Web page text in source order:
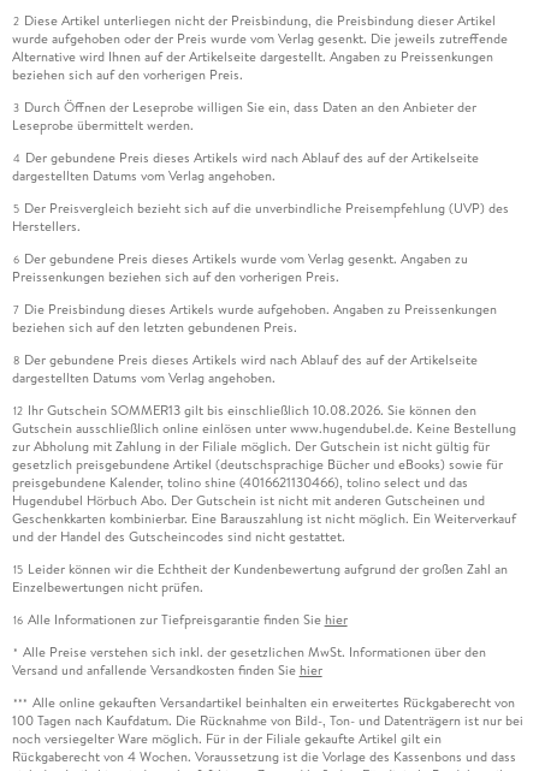
2 Diese Artikel unterliegen nicht der Preisbindung, die Preisbindung dieser Artikel
wurde aufgehoben oder der Preis wurde vom Verlag gesenkt. Die jeweils zutreffende
Alternative wird Ihnen auf der Artikelseite dargestellt. Angaben zu Preissenkungen
beziehen sich auf den vorherigen Preis.
3 Durch Öffnen der Leseprobe willigen Sie ein, dass Daten an den Anbieter der
Leseprobe übermittelt werden.
4 Der gebundene Preis dieses Artikels wird nach Ablauf des auf der Artikelseite
dargestellten Datums vom Verlag angehoben.
5 Der Preisvergleich bezieht sich auf die unverbindliche Preisempfehlung (UVP) des
Herstellers.
6 Der gebundene Preis dieses Artikels wurde vom Verlag gesenkt. Angaben zu
Preissenkungen beziehen sich auf den vorherigen Preis.
7 Die Preisbindung dieses Artikels wurde aufgehoben. Angaben zu Preissenkungen
beziehen sich auf den letzten gebundenen Preis.
8 Der gebundene Preis dieses Artikels wird nach Ablauf des auf der Artikelseite
dargestellten Datums vom Verlag angehoben.
12 Ihr Gutschein SOMMER13 gilt bis einschließlich 10.08.2026. Sie können den
Gutschein ausschließlich online einlösen unter www.hugendubel.de. Keine Bestellung
zur Abholung mit Zahlung in der Filiale möglich. Der Gutschein ist nicht gültig für
gesetzlich preisgebundene Artikel (deutschsprachige Bücher und eBooks) sowie für
preisgebundene Kalender, tolino shine (4016621130466), tolino select und das
Hugendubel Hörbuch Abo. Der Gutschein ist nicht mit anderen Gutscheinen und
Geschenkkarten kombinierbar. Eine Barauszahlung ist nicht möglich. Ein Weiterverkauf
und der Handel des Gutscheincodes sind nicht gestattet.
15 Leider können wir die Echtheit der Kundenbewertung aufgrund der großen Zahl an
Einzelbewertungen nicht prüfen.
16 Alle Informationen zur Tiefpreisgarantie finden Sie hier
* Alle Preise verstehen sich inkl. der gesetzlichen MwSt. Informationen über den
Versand und anfallende Versandkosten finden Sie hier
*** Alle online gekauften Versandartikel beinhalten ein erweitertes Rückgaberecht von
100 Tagen nach Kaufdatum. Die Rücknahme von Bild-, Ton- und Datenträgern ist nur bei
noch versiegelter Ware möglich. Für in der Filiale gekaufte Artikel gilt ein
Rückgaberecht von 4 Wochen. Voraussetzung ist die Vorlage des Kassenbons und dass